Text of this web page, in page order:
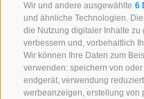
Wir und andere ausgewählte 6
und ähnliche Technologien.
die Nutzung digitaler Inhalte
verbessern und, vorbehaltlich
Wir können Ihre Daten zum
verwenden: speichern von
endgerät, verwendung
werbeanzeigen, erstellung von